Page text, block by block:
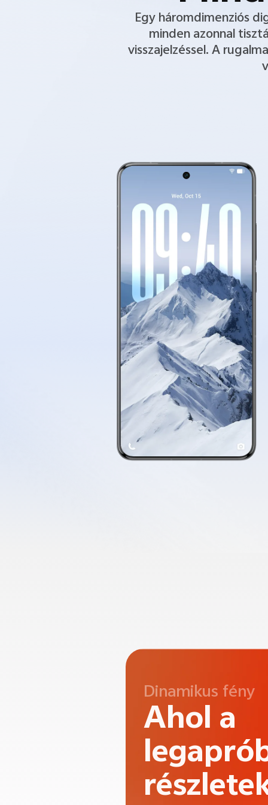
Egy háromdimenziós
minden azonnal
visszajelzéssel. A
Áttetsző szín
Minden